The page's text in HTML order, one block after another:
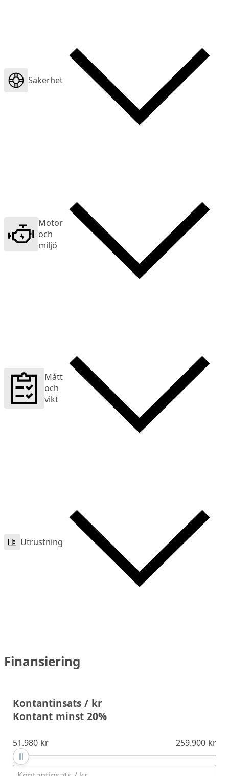
Säkerhet
Motor
och
miljö
Mått
och
vikt
Utrustning
Finansiering
Kontantinsats / kr
Kontant minst 20%
51.980 kr 259.900 kr